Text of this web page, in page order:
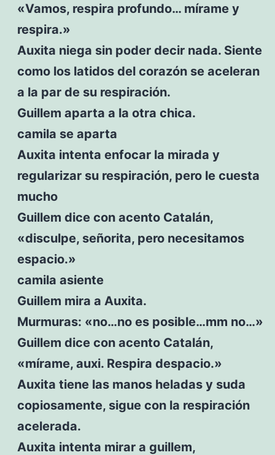
«Vamos, respira profundo… mírame y
respira.»
Auxita niega sin poder decir nada. Siente
como los latidos del corazón se aceleran
a la par de su respiración.
Guillem aparta a la otra chica.
camila se aparta
Auxita intenta enfocar la mirada y
regularizar su respiración, pero le cuesta
mucho
Guillem dice con acento Catalán,
«disculpe, señorita, pero necesitamos
espacio.»
camila asiente
Guillem mira a Auxita.
Murmuras: «no…no es posible…mm no…»
Guillem dice con acento Catalán,
«mírame, auxi. Respira despacio.»
Auxita tiene las manos heladas y suda
copiosamente, sigue con la respiración
acelerada.
Auxita intenta mirar a guillem,